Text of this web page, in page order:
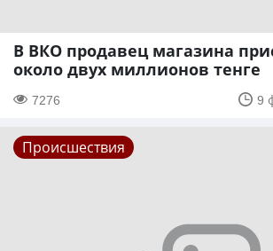
В ВКО продавец магазина
около двух миллионов тенге
7276 9
Происшествия